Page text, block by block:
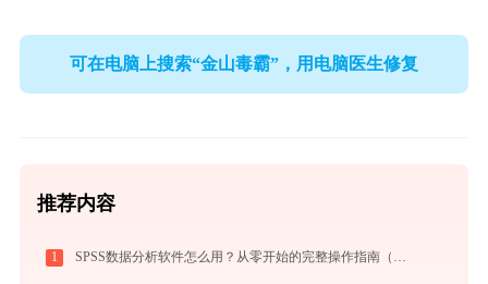
可在电脑上搜索“金山毒霸”，用电脑医生修复
推荐内容
1 SPSS数据分析软件怎么用？从零开始的完整操作指南（附实战案例）